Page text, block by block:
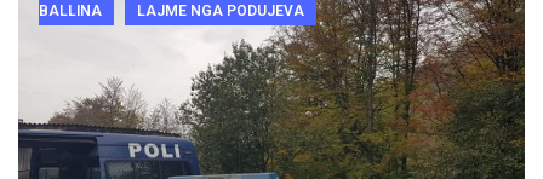
BALLINA LAJME NGA PODUJEVA